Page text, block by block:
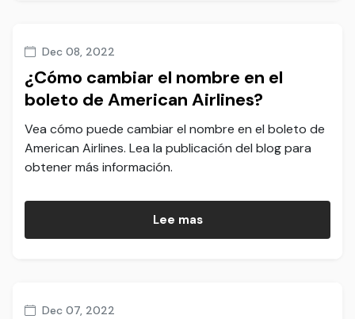
Dec 08, 2022
¿Cómo cambiar el nombre en el
boleto de American Airlines?
Vea cómo puede cambiar el nombre en el boleto de
American Airlines. Lea la publicación del blog para
obtener más información.
Lee mas
Dec 07, 2022